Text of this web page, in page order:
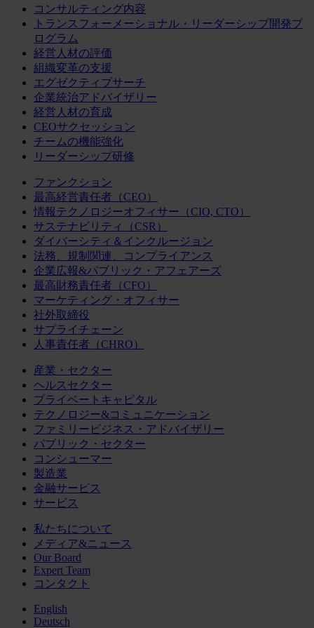
コンサルティング内容
トランスフォーメーショナル・リーダーシップ開発プ
ログラム
経営人材の評価
組織変革の支援
エグゼクティブサーチ
企業統治アドバイザリー
経営人材の育成
CEOサクセッション
チームの機能強化
リーダーシップ研修
ファンクション
最高経営責任者（CEO）
情報テクノロジーオフィサー（CIO, CTO）
サステナビリティ（CSR）
ダイバーシティ＆インクルージョン
法務、規制関連、コンプライアンス
企業広報&パブリック・アフェアーズ
最高財務責任者（CFO）
マーケティング・オフィサー
社外取締役
サプライチェーン
人事責任者（CHRO）
産業・セクター
ヘルスセクター
プライベートキャピタル
テクノロジー&コミュニケーション
ファミリービジネス・アドバイザリー
パブリック・セクター
コンシューマー
製造業
金融サービス
サービス
私たちについて
メディア&ニュース
Our Board
Expert Team
コンタクト
English
Deutsch